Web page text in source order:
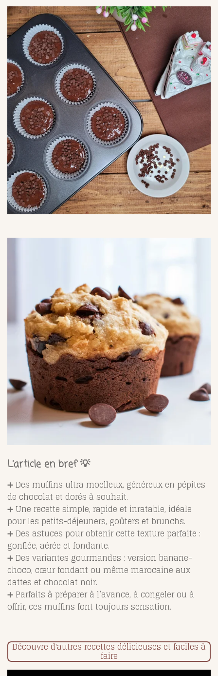
L’article en bref 💡
➕ Des muffins ultra moelleux, généreux en pépites
de chocolat et dorés à souhait.
➕ Une recette simple, rapide et inratable, idéale
pour les petits-déjeuners, goûters et brunchs.
➕ Des astuces pour obtenir cette texture parfaite :
gonflée, aérée et fondante.
➕ Des variantes gourmandes : version banane-
choco, cœur fondant ou même marocaine aux
dattes et chocolat noir.
➕ Parfaits à préparer à l’avance, à congeler ou à
offrir, ces muffins font toujours sensation.
Découvre d'autres recettes délicieuses et faciles à
faire